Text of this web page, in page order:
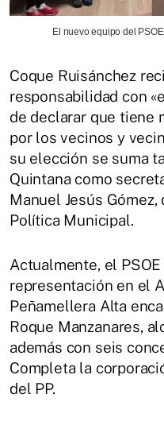
El nuevo equipo del
Coque Ruisánchez
responsabilidad con
de declarar que tiene
por los vecinos y
su elección se suma
Quintana como
Manuel Jesús
Política Municipal.
Actualmente, el
representación en el
Peñamellera Alta
Roque Manzanares,
además con seis
Completa la
del PP.